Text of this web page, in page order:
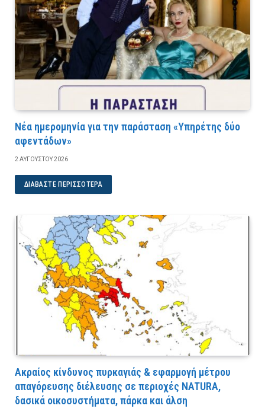
Νέα ημερομηνία για την παράσταση «Υπηρέτης δύο
αφεντάδων»
2 ΑΥΓΟΎΣΤΟΥ 2026
ΔΙΑΒΆΣΤΕ ΠΕΡΙΣΣΌΤΕΡΑ
Ακραίος κίνδυνος πυρκαγιάς & εφαρμογή μέτρου
απαγόρευσης διέλευσης σε περιοχές NATURA,
δασικά οικοσυστήματα, πάρκα και άλση